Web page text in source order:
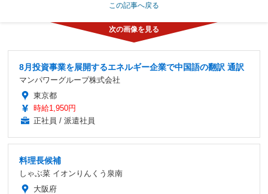
この記事へ戻る
8月投資事業を展開するエネルギー企業で中国語の翻訳 通訳
マンパワーグループ株式会社
東京都
時給1,950円
正社員 / 派遣社員
料理長候補
しゃぶ菜 イオンりんくう泉南
大阪府